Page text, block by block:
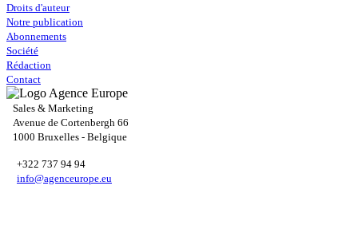
Droits d'auteur
Notre publication
Abonnements
Société
Rédaction
Contact
Sales & Marketing
Avenue de Cortenbergh 66
1000 Bruxelles - Belgique
+322 737 94 94
info@agenceurope.eu